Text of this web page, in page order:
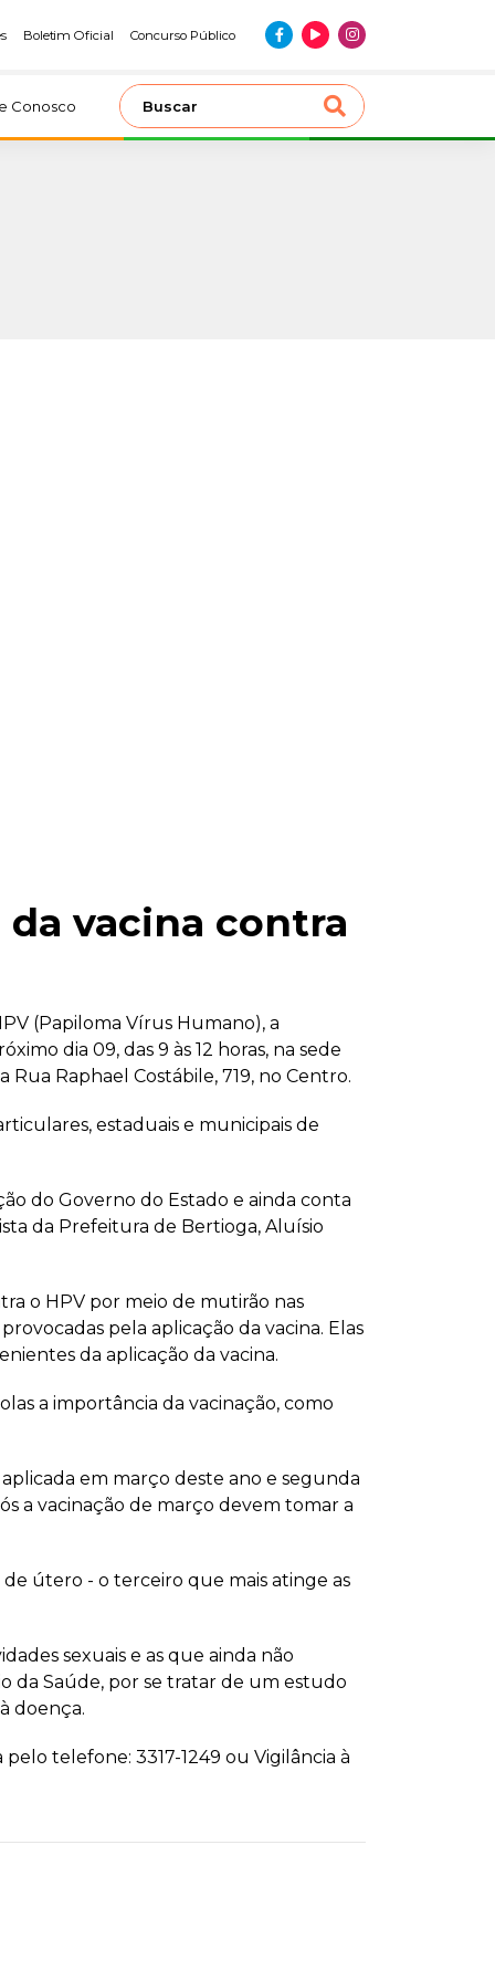
Boletim Oficial Concurso Público
Conosco
vacina contra
(Papiloma Vírus Humano), a
dia 09, das 9 às 12 horas, na sede
Raphael Costábile, 719, no Centro.
estaduais e municipais de
do Governo do Estado e ainda conta
da Prefeitura de Bertioga, Aluísio
o HPV por meio de mutirão nas
pela aplicação da vacina. Elas
da aplicação da vacina.
a importância da vacinação, como
aplicada em março deste ano e segunda
a vacinação de março devem tomar a
útero - o terceiro que mais atinge as
sexuais e as que ainda não
da Saúde, por se tratar de um estudo
doença.
telefone: 3317-1249 ou Vigilância à